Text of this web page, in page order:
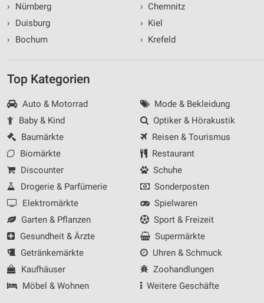
›
Nürnberg
›
Duisburg
›
Bochum
› Chemnitz
› Kiel
› Krefeld
Top Kategorien
Auto & Motorrad
Baby & Kind
Baumärkte
Biomärkte
Discounter
Drogerie & Parfümerie
Elektromärkte
Garten & Pflanzen
Gesundheit & Ärzte
Getränkemärkte
Kaufhäuser
Möbel & Wohnen
Mode & Bekleidung
Optiker & Hörakustik
Reisen & Tourismus
Restaurant
Schuhe
Sonderposten
Spielwaren
Sport & Freizeit
Supermärkte
Uhren & Schmuck
Zoohandlungen
Weitere Geschäfte